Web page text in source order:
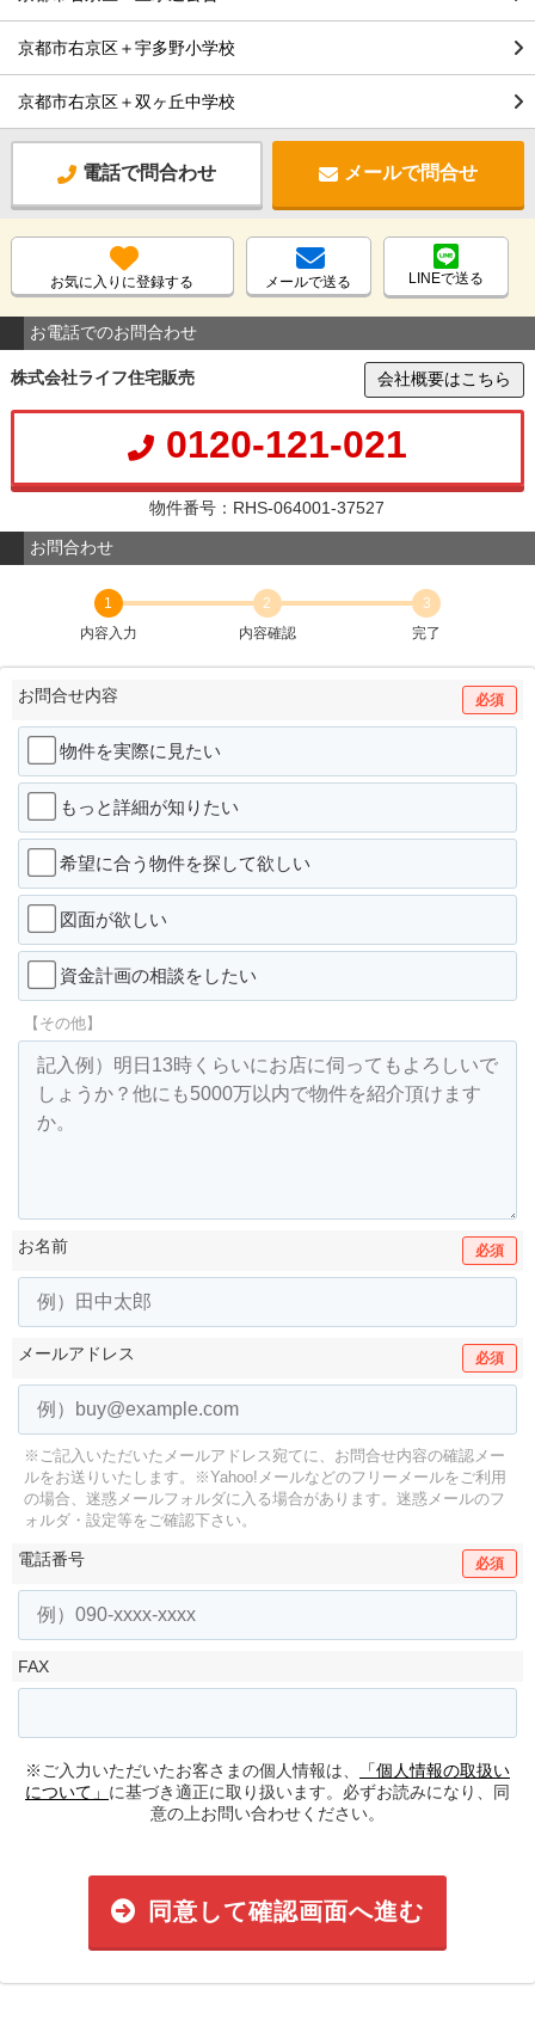
京都市右京区＋宇多野小学校
京都市右京区＋双ヶ丘中学校
電話で問合わせ メールで問合せ
お気に入りに登録する メールで送る LINEで送る
お電話でのお問合わせ
株式会社ライフ住宅販売 会社概要はこちら
0120-121-021
物件番号：RHS-064001-37527
お問合わせ
1
内容入力
2
内容確認
3
完了
お問合せ内容 必須
物件を実際に見たい
もっと詳細が知りたい
希望に合う物件を探して欲しい
図面が欲しい
資金計画の相談をしたい
【その他】
お名前 必須
メールアドレス 必須
※ご記入いただいたメールアドレス宛てに、お問合せ内容の確認メー
ルをお送りいたします。
※Yahoo!メールなどのフリーメールをご利用
の場合、迷惑メールフォルダに入る場合があります。 迷惑メールのフ
ォルダ・設定等をご確認下さい。
電話番号 必須
FAX
※ご入力いただいたお客さまの個人情報は、
「個人情報の取扱い
について」 に基づき適正に取り扱います。必ずお読みになり、同
意の上お問い合わせください。
同意して確認画面へ進む